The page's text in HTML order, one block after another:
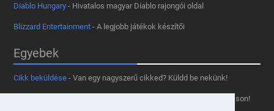
Diablo Hungary - Hivatalos magyar Diablo rajongói oldal
Blizzard Entertainment - A legjobb játékok készítői
Egyebek
Cikk beküldése - Van egy nagyszerű cikked? Küldd be nekünk!
- Tetszik az oldal? Segíts, hogy fennmaradhasson!